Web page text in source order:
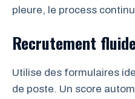
pleure, le process
Recrutement
Utilise des formulaires
de poste. Un score